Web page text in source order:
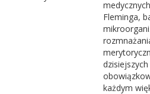
Fleminga,
każdym